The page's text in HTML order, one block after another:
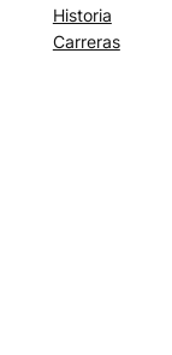
Historia
Carreras